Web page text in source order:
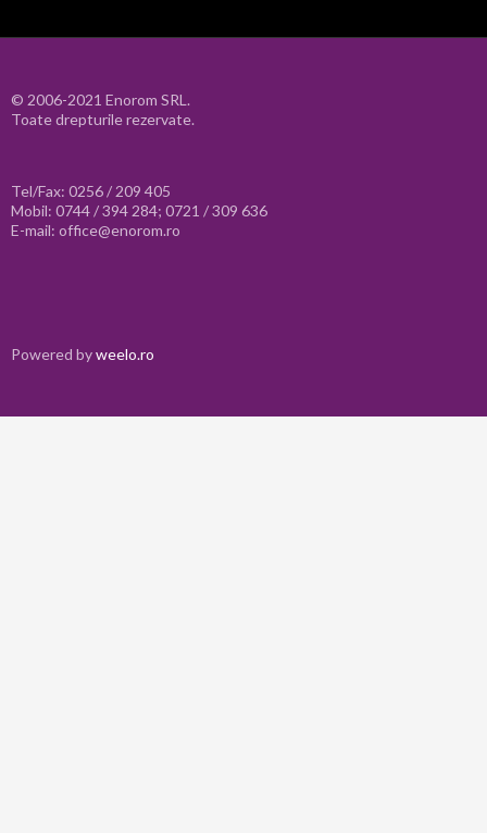
© 2006-2021 Enorom SRL.
Toate drepturile rezervate.
Tel/Fax: 0256 / 209 405
Mobil: 0744 / 394 284; 0721 / 309 636
E-mail: office@enorom.ro
Powered byweelo.ro